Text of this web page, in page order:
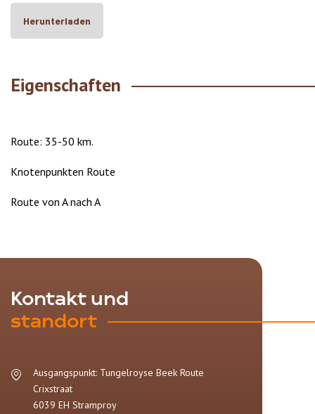
Herunterladen
Eigenschaften
Route: 35-50 km.
Knotenpunkten Route
Route von A nach A
Kontakt und
standort
Ausgangspunkt: Tungelroyse Beek Route
Crixstraat
6039 EH Stramproy